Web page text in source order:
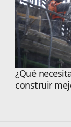
¿Qué
construir